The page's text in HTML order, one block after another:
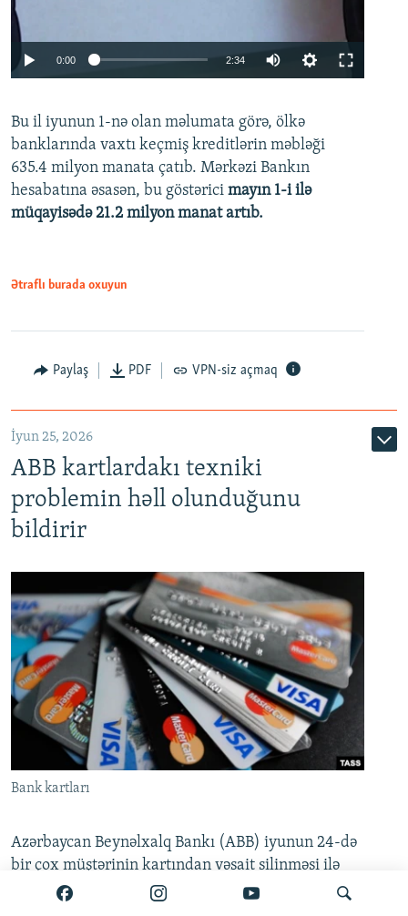
Auto 240p 360p 480p
720p 1080p
0:00 2:34
360p
480p
720p
Bu il iyunun 1-nə olan məlumata görə, ölkə
banklarında vaxtı keçmiş kreditlərin məbləği
635.4 milyon manata çatıb. Mərkəzi Bankın
hesabatına əsasən, bu göstərici mayın 1-i ilə
müqayisədə 21.2 milyon manat artıb.
Ətraflı burada oxuyun
Paylaş PDF VPN-siz açmaq
İyun 25, 2026
ABB kartlardakı texniki
problemin həll olunduğunu
bildirir
Bank kartları
Azərbaycan Beynəlxalq Bankı (ABB) iyunun 24-də
bir çox müştərinin kartından vəsait silinməsi ilə
bağlı açıqlama yayıb. Məlumata görə, bəzi kart